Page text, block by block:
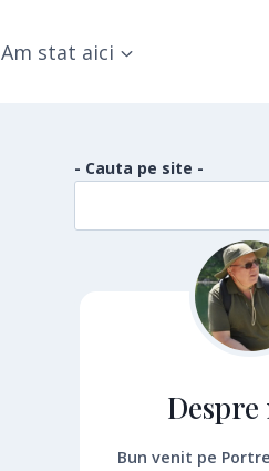
Am stat aici
- Cauta pe site -
Bun venit pe